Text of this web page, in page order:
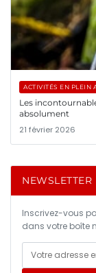
ACTIVITÉS EN PLEIN
Les
absolument
21 février 2026
NEWSLETTER
Inscrivez-vous
dans votre boîte